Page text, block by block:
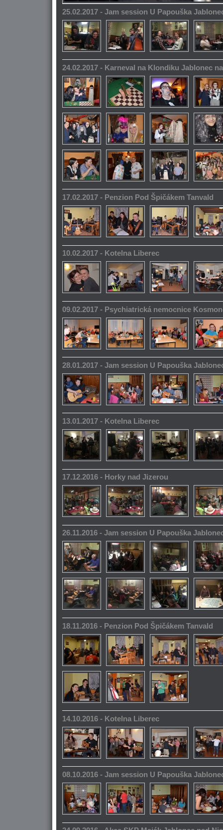
25.02.2017 - Jam session U Papouška
24.02.2017 - Karneval na Klondiku Jablonec
17.02.2017 - Penzion Pod Špičákem Tanvald
10.02.2017 - Kotelna Liberec
09.02.2017 - Psychiatrická nemocnice
28.01.2017 - Jam session U Papouška
13.01.2017 - Kotelna Liberec
17.12.2016 - Horky nad Jizerou
26.11.2016 - Jam session U Papouška
18.11.2016 - Penzion Pod Špičákem Tanvald
14.10.2016 - Kotelna Liberec
08.10.2016 - Jam session U Papouška